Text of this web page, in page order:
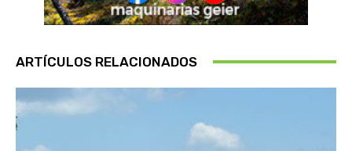
ARTÍCULOS RELACIONADOS